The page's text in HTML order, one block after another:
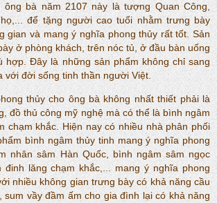
bà năm 2107 này là tượng Quan Công,
để tặng người cao tuổi nhằm trưng bày
gian và mang ý nghĩa phong thủy rất tốt. Sản
ở phòng khách, trên nóc tủ, ở đầu bàn uống
hợp. Đây là những sản phẩm không chỉ sang
với đời sống tinh thần người Việt.
thủy cho ông bà không nhất thiết phải là
đồ thủ công mỹ nghệ mà có thể là bình ngâm
chạm khắc. Hiện nay có nhiều nhà phân phối
bình ngâm thủy tinh mang ý nghĩa phong
nhân sâm Hàn Quốc, bình ngâm sâm ngọc
đinh lăng chạm khắc,... mang ý nghĩa phong
nhiều không gian trưng bày có khả năng cầu
sum vầy đầm ấm cho gia đình lại có khả năng